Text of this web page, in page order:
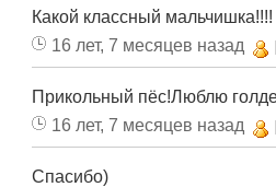
Какой классный мальчишка!!!!
16 лет, 7 месяцев назад
Прикольный пёс!Люблю
16 лет, 7 месяцев назад
Спасибо)